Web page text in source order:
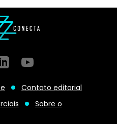
GitHub
Contato editorial
Sobre o